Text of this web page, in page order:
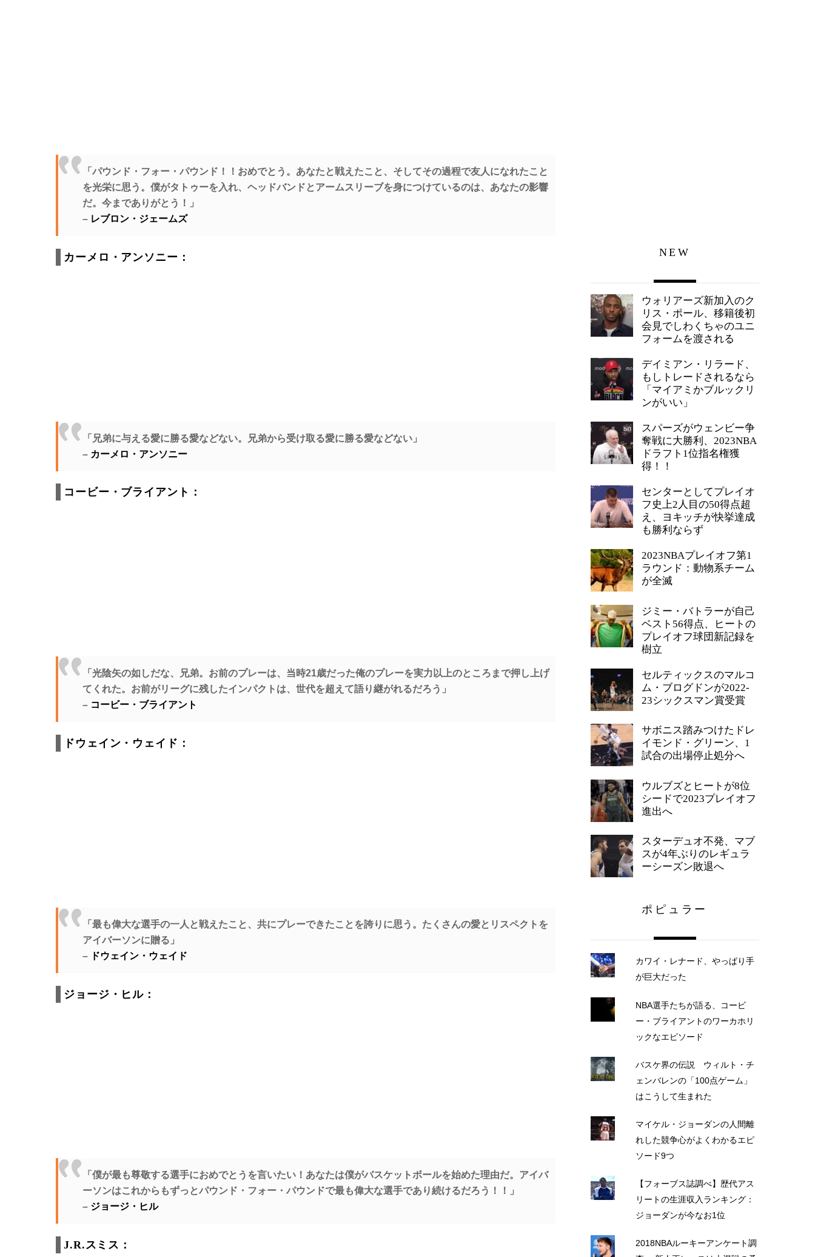
「パウンド・フォー・パウンド！！おめでとう。あなたと戦えたこと、そしてその過程で友人になれたこと
を光栄に思う。僕がタトゥーを入れ、ヘッドバンドとアームスリーブを身につけているのは、あなたの影響
だ。今までありがとう！」
– レブロン・ジェームズ
カーメロ・アンソニー：
「兄弟に与える愛に勝る愛などない。兄弟から受け取る愛に勝る愛などない」
– カーメロ・アンソニー
コービー・ブライアント：
「光陰矢の如しだな、兄弟。お前のプレーは、当時21歳だった俺のプレーを実力以上のところまで押し上げ
てくれた。お前がリーグに残したインパクトは、世代を超えて語り継がれるだろう」
– コービー・ブライアント
ドウェイン・ウェイド：
「最も偉大な選手の一人と戦えたこと、共にプレーできたことを誇りに思う。たくさんの愛とリスペクトを
アイバーソンに贈る」
–
ドウェイン・ウェイド
ジョージ・ヒル：
「僕が最も尊敬する選手におめでとうを言いたい！あなたは僕がバスケットボールを始めた理由だ。アイバ
ーソンはこれからもずっとパウンド・フォー・パウンドで最も偉大な選手であり続けるだろう！！」
– ジョージ・ヒル
J.R.スミス：
NEW
ウォリアーズ新加入のク
リス・ポール、移籍後初
会見でしわくちゃのユニ
フォームを渡される
デイミアン・リラード、
もしトレードされるなら
「マイアミかブルックリ
ンがいい」
スパーズがウェンビー争
奪戦に大勝利、2023NBA
ドラフト1位指名権獲
得！！
センターとしてプレイオ
フ史上2人目の50得点超
え、ヨキッチが快挙達成
も勝利ならず
2023NBAプレイオフ第1
ラウンド：動物系チーム
が全滅
ジミー・バトラーが自己
ベスト56得点、ヒートの
プレイオフ球団新記録を
樹立
セルティックスのマルコ
ム・ブログドンが2022-
23シックスマン賞受賞
サボニス踏みつけたドレ
イモンド・グリーン、1
試合の出場停止処分へ
ウルブズとヒートが8位
シードで2023プレイオフ
進出へ
スターデュオ不発、マブ
スが4年ぶりのレギュラ
ーシーズン敗退へ
ポピュラー
カワイ・レナード、やっぱり手
が巨大だった
NBA選手たちが語る、コービ
ー・ブライアントのワーカホリ
ックなエピソード
バスケ界の伝説 ウィルト・チ
ェンバレンの「100点ゲーム」
はこうして生まれた
マイケル・ジョーダンの人間離
れした競争心がよくわかるエピ
ソード9つ
【フォーブス誌調べ】歴代アス
リートの生涯収入ランキング：
ジョーダンが今なお1位
2018NBAルーキーアンケート調